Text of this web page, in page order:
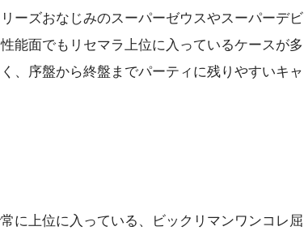
ーズおなじみのスーパーゼウスやスーパーデビ
能面でもリセマラ上位に入っているケースが多
、序盤から終盤までパーティに残りやすいキャ
に上位に入っている、ビックリマンワンコレ屈